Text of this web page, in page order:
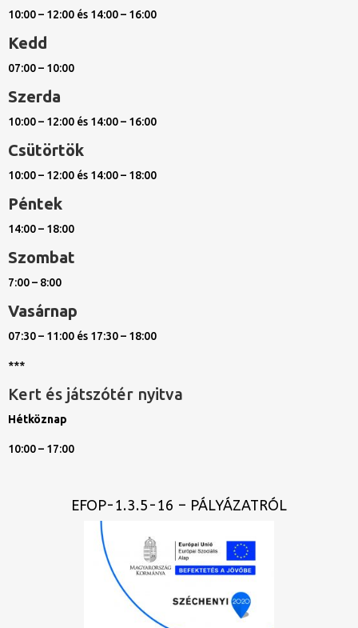
10:00 – 12:00 és 14:00 – 16:00
Kedd
07:00 – 10:00
Szerda
10:00 – 12:00 és 14:00 – 16:00
Csütörtök
10:00 – 12:00 és 14:00 – 18:00
Péntek
14:00 – 18:00
Szombat
7:00 – 8:00
Vasárnap
07:30 – 11:00 és 17:30 – 18:00
***
Kert és játszótér nyitva
Hétköznap
10:00 – 17:00
EFOP-1.3.5-16 – PÁLYÁZATRÓL